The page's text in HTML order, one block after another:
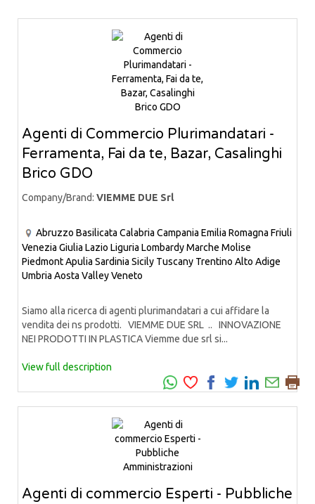
Agenti di Commercio Plurimandatari -
Ferramenta, Fai da te, Bazar, Casalinghi
Brico GDO
Company/Brand: VIEMME DUE Srl
Abruzzo Basilicata Calabria Campania Emilia Romagna Friuli
Venezia Giulia Lazio Liguria LombardyMarche Molise
PiedmontApulia Sardinia Sicily Tuscany Trentino Alto Adige
Umbria Aosta ValleyVeneto
Siamo alla ricerca di agenti plurimandatari a cui affidare la
vendita dei ns prodotti. VIEMME DUE SRL .. INNOVAZIONE
NEI PRODOTTI IN PLASTICA Viemme due srl si...
View full description
Agenti di commercio Esperti - Pubbliche